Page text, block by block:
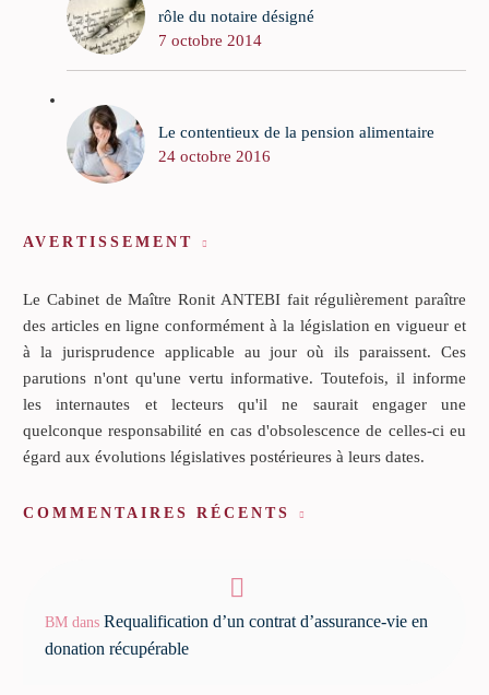
rôle du notaire désigné
7 octobre 2014
Le contentieux de la pension alimentaire
24 octobre 2016
AVERTISSEMENT
Le Cabinet de Maître Ronit ANTEBI fait régulièrement paraître
des articles en ligne conformément à la législation en vigueur et
à la jurisprudence applicable au jour où ils paraissent. Ces
parutions n'ont qu'une vertu informative. Toutefois, il informe
les internautes et lecteurs qu'il ne saurait engager une
quelconque responsabilité en cas d'obsolescence de celles-ci eu
égard aux évolutions législatives postérieures à leurs dates.
COMMENTAIRES RÉCENTS
BM dans Requalification d’un contrat d’assurance-vie en
donation récupérable